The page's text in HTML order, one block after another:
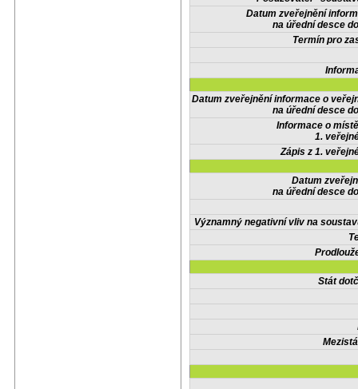
Datum zveřejnění
na úřední desce
Termín pro
Datum zveřejnění informace o
na úřední desce
Informace o
1.
Zápis z 1.
Datum
na úřední desce
Významný negativní vliv na
Stát